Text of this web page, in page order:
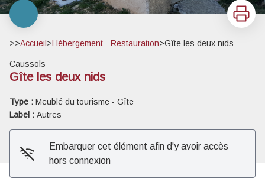
Imprimer
>>Accueil >Hébergement - Restauration>Gîte les deux nids
Caussols
Gîte les deux nids
Type : Meublé du tourisme - Gîte
Label : Autres
Embarquer cet élément afin d'y avoir accès
hors connexion